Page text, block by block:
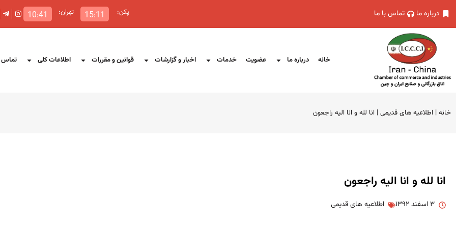
درباره ما تماس با ما پکن: 15:11 تهران: 10:41
خانه درباره ما عضویت خدمات اخبار و گزارشات قوانین و مقررات اطلاعات کلی تماس
خانه| اطلاعیه های قدیمی| انا لله و انا الیه راجعون
انا لله و انا الیه راجعون
۳ اسفند ۱۳۹۲ اطلاعیه های قدیمی